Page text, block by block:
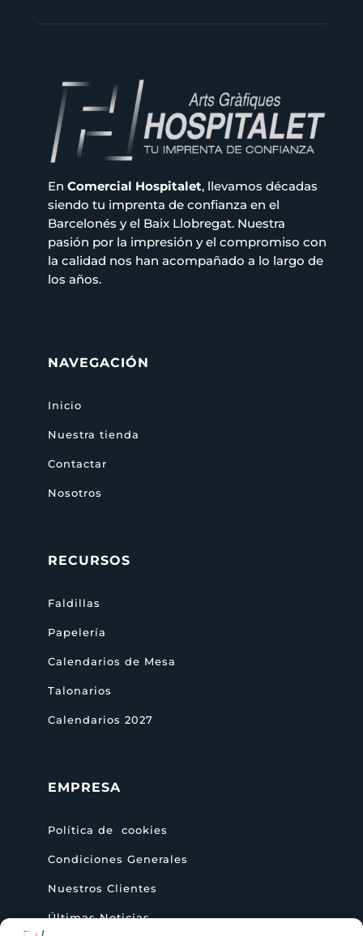
En Comercial Hospitalet, llevamos décadas
siendo tu imprenta de confianza en el
Barcelonés y el Baix Llobregat. Nuestra
pasión por la impresión y el compromiso con
la calidad nos han acompañado a lo largo de
los años.
NAVEGACIÓN
Inicio
Nuestra tienda
Contactar
Nosotros
RECURSOS
Faldillas
Papelería
Calendarios de Mesa
Talonarios
Calendarios 2027
EMPRESA
Política de cookies
Condiciones Generales
Nuestros Clientes
Últimas Noticias